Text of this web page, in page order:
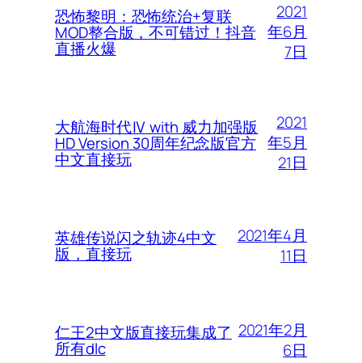
恐怖黎明：恐怖统治+复联
MOD整合版，不可错过！抖音
直播火爆
2021
年6月
7日
大航海时代Ⅳ with 威力加强版
HD Version 30周年纪念版官方
中文直接玩
2021
年5月
21日
英雄传说闪之轨迹4中文
版，直接玩
2021年4月
11日
仁王2中文版直接玩集成了
所有dlc
2021年2月
6日